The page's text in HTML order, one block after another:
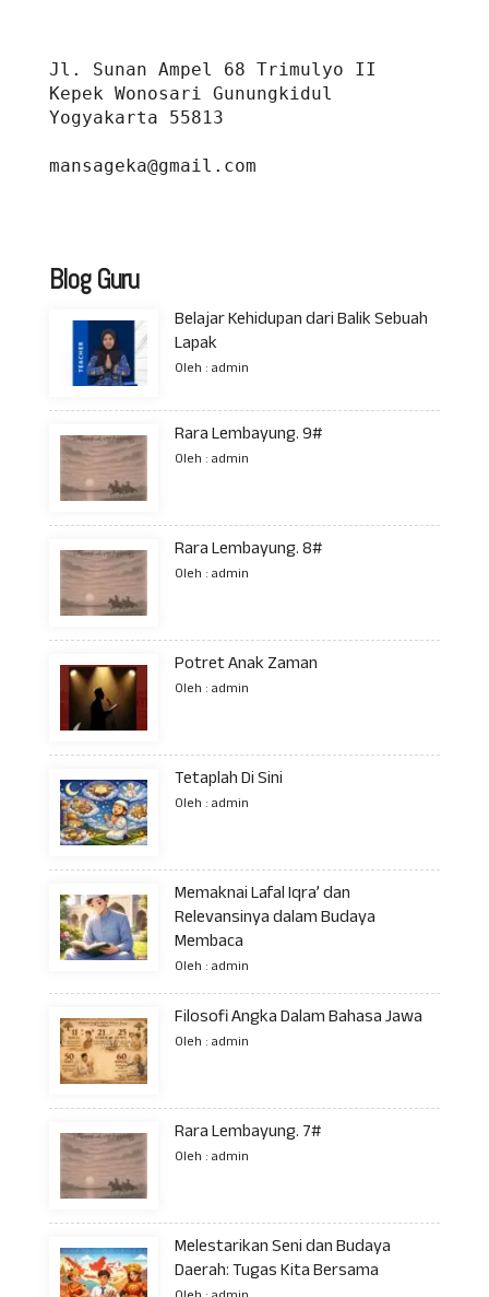
Jl. Sunan Ampel 68 Trimulyo II
Kepek Wonosari Gunungkidul
Yogyakarta 55813
mansageka@gmail.com
Blog Guru
Belajar Kehidupan dari Balik Sebuah
Lapak
Oleh : admin
Rara Lembayung. 9#
Oleh : admin
Rara Lembayung. 8#
Oleh : admin
Potret Anak Zaman
Oleh : admin
Tetaplah Di Sini
Oleh : admin
Memaknai Lafal Iqra’ dan
Relevansinya dalam Budaya
Membaca
Oleh : admin
Filosofi Angka Dalam Bahasa Jawa
Oleh : admin
Rara Lembayung. 7#
Oleh : admin
Melestarikan Seni dan Budaya
Daerah: Tugas Kita Bersama